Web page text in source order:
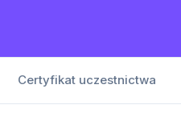
Certyfikat uczestnictwa